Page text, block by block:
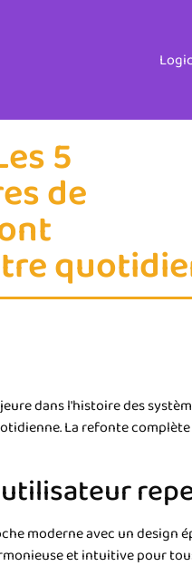
5
de
dans l'histoire des
La refonte
moderne avec un
et intuitive pour